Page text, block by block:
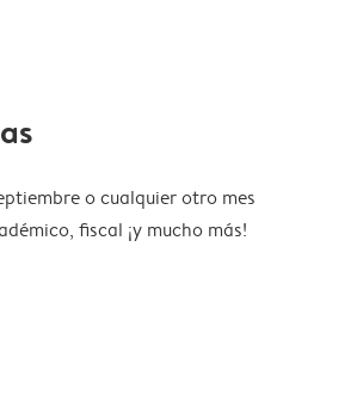
o cualquier otro mes
fiscal ¡y mucho más!